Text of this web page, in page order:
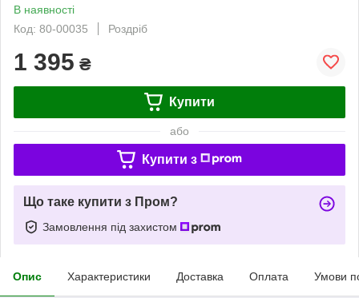
В наявності
Код: 80-00035
Роздріб
1 395 ₴
Купити
або
Купити з
Що таке купити з Пром?
Замовлення під захистом
Опис Характеристики Доставка Оплата Умови